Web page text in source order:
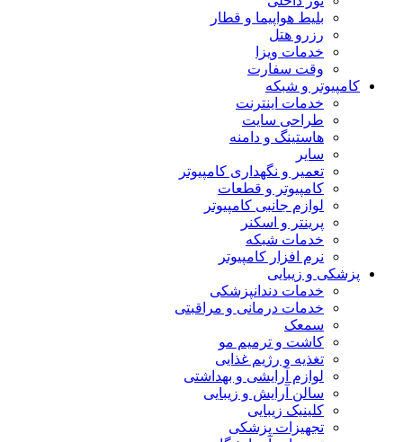
بلیط هواپیما و قطار
رزرو هتل
خدمات ویزا
وقت سفارت
کامپیوتر و شبکه
خدمات اینترنت
طراحی سایت
هاستینگ و دامنه
سایر
تعمیر و نگهداری کامپیوتر
کامپیوتر و قطعات
لوازم جانبی کامپیوتر
پرینتر و اسکنر
خدمات شبکه
نرم افزار کامپیوتر
پزشکی و زیبایی
خدمات دندانپزشکی
خدمات درمانی و مراقبتی
سمعک
کاشت و ترمیم مو
تغذیه و رژیم غذایی
لوازم آرایشی و بهداشتی
سالن آرایش و زیبایی
کلینیک زیبایی
تجهیزات پزشکی